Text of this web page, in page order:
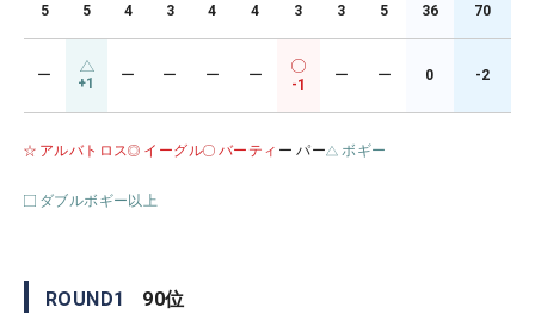
5 5 4 3 4 4 3 3 5 36 70
ー +1 ー ー ー ー
-1
ー ー 0 -2
アルバトロス イーグル バーティ ー パー ボギー
ダブルボギー以上
ROUND1 90位